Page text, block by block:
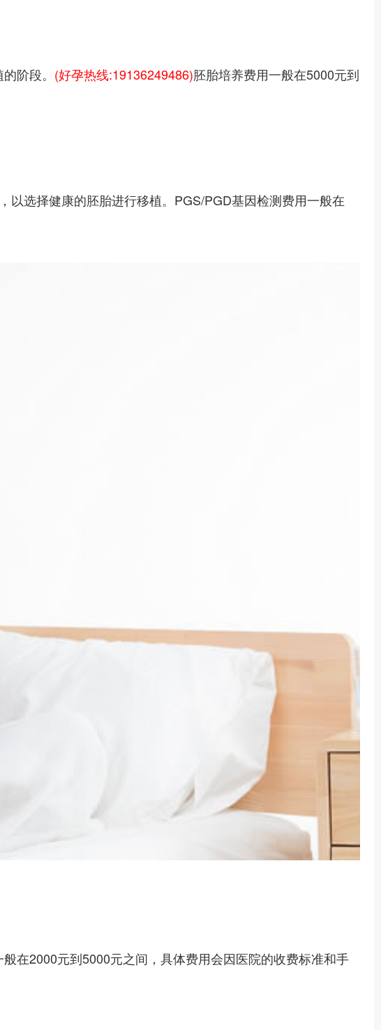
阶段。 (好孕热线:19136249486)胚胎培养费用一般在5000元到
选择健康的胚胎进行移植。PGS/PGD基因检测费用一般在
在2000元到5000元之间，具体费用会因医院的收费标准和手